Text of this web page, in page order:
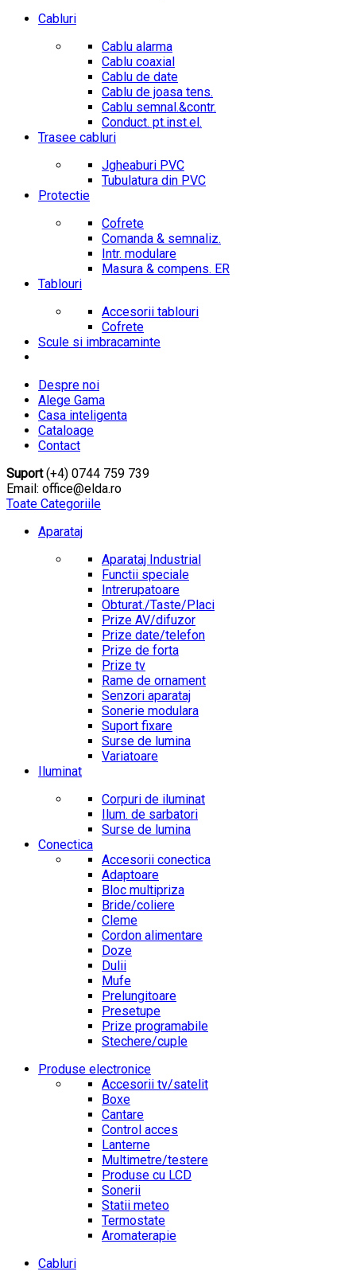
Cabluri
Cablu alarma
Cablu coaxial
Cablu de date
Cablu de joasa tens.
Cablu semnal.&contr.
Conduct. pt.inst.el.
Trasee cabluri
Jgheaburi PVC
Tubulatura din PVC
Protectie
Cofrete
Comanda & semnaliz.
Intr. modulare
Masura & compens. ER
Tablouri
Accesorii tablouri
Cofrete
Scule si imbracaminte
Despre noi
Alege Gama
Casa inteligenta
Cataloage
Contact
Suport(+4) 0744 759 739
Email: office@elda.ro
Toate Categoriile
Aparataj
Aparataj Industrial
Functii speciale
Intrerupatoare
Obturat./Taste/Placi
Prize AV/difuzor
Prize date/telefon
Prize de forta
Prize tv
Rame de ornament
Senzori aparataj
Sonerie modulara
Suport fixare
Surse de lumina
Variatoare
Iluminat
Corpuri de iluminat
Ilum. de sarbatori
Surse de lumina
Conectica
Accesorii conectica
Adaptoare
Bloc multipriza
Bride/coliere
Cleme
Cordon alimentare
Doze
Dulii
Mufe
Prelungitoare
Presetupe
Prize programabile
Stechere/cuple
Produse electronice
Accesorii tv/satelit
Boxe
Cantare
Control acces
Lanterne
Multimetre/testere
Produse cu LCD
Sonerii
Statii meteo
Termostate
Aromaterapie
Cabluri